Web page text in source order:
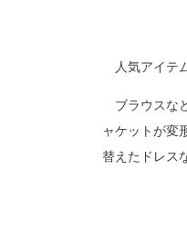
人気アイテ
ブラウスな
ャケットが変
替えたドレス